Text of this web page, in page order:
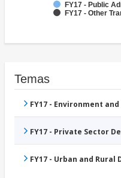
FY17 - Public
FY17 - Other
Temas
FY17 - Environment
FY17 - Private Sector
FY17 - Urban and Rural